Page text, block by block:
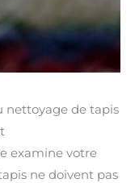
nettoyage de tapis
examine votre
ne doivent pas